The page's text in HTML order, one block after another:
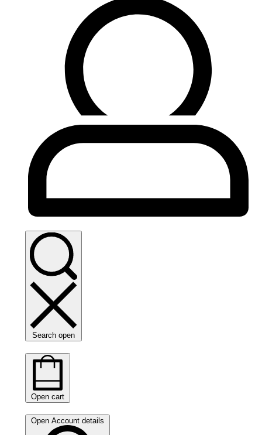
Search open
Open cart
Open Account details